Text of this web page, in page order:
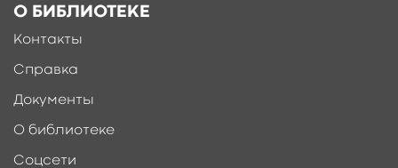
Ещё больше материалов после
О БИБЛИОТЕКЕ
Контакты
Справка
Документы
О библиотеке
Соцсети